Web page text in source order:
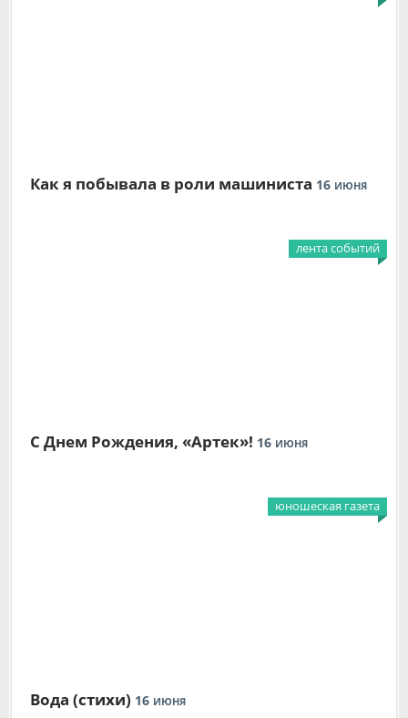
Как я побывала в роли машиниста 16 ИЮНЯ
лента событий
С Днем Рождения, «Артек»! 16 ИЮНЯ
юношеская газета
Вода (стихи) 16 ИЮНЯ